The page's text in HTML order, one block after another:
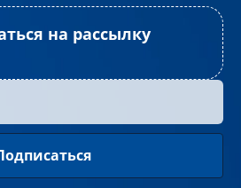
на рассылку